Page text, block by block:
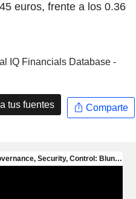
euros, frente a los 0.36
IQ Financials Database -
tus fuentes Comparte